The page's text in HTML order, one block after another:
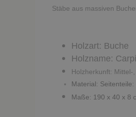
Stäbe aus massiven
Holzart: Buche
Holzname:
Holzherkunft: Mittel-
Material:
Maße: 190 x 40 x 8